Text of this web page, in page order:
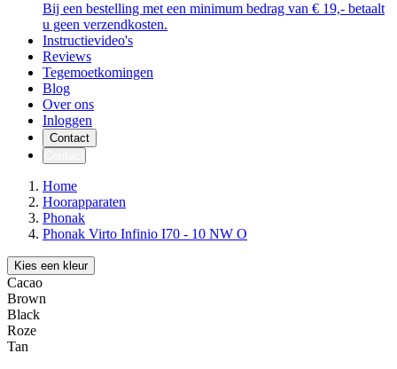
Bij een bestelling met een minimum bedrag van € 19,- betaalt
u geen verzendkosten.
Instructievideo's
Reviews
Tegemoetkomingen
Blog
Over ons
Inloggen
Contact
Home
Hoorapparaten
Phonak
Phonak Virto Infinio I70 - 10 NW O
Kies een kleur
Cacao
Brown
Black
Roze
Tan